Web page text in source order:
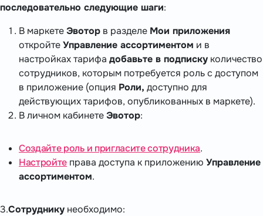
последовательно следующие шаги:
В маркетеЭвотор в разделе Мои приложения
откройтеУправление ассортиментом и в
настройках тарифа добавьте в подписку количество
сотрудников, которым потребуется роль с доступом
в приложение (опция Роли, доступно для
действующих тарифов, опубликованных в маркете).
В личном кабинетеЭвотор:
Создайте роль и пригласите сотрудника.
Настройте права доступа к приложениюУправление
ассортиментом.
3.Сотруднику необходимо: